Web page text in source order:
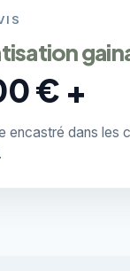
€ +
encastré dans les